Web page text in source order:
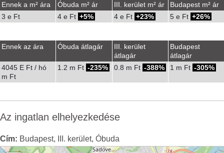
Ennek a m² ára Óbuda m² ár III. kerület m² ár
Budapest m² ár
3 e Ft
4 e Ft 5% 4 e Ft 23% 5 e Ft 26%
Ennek az ára Óbuda átlagár
III. kerület
átlagár
Budapest
átlagár
4045 E Ft / hó
m Ft
1.2 m Ft -235% 0.8 m Ft -388% 1 m Ft -305%
Az ingatlan elhelyezkedése
Cím: Budapest, III. kerület, Óbuda